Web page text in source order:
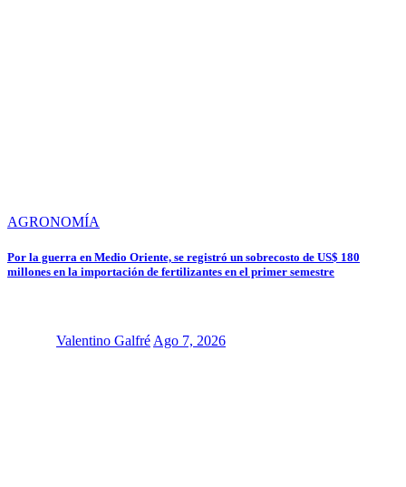
AGRONOMÍA
Por la guerra en Medio Oriente, se registró un sobrecosto de US$ 180
millones en la importación de fertilizantes en el primer semestre
Valentino Galfré Ago 7, 2026